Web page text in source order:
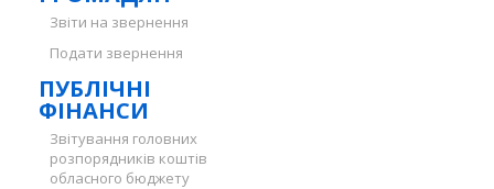
Звіти на звернення
Подати звернення
ПУБЛІЧНІ
ФІНАНСИ
Звітування головних
розпорядників коштів
обласного бюджету